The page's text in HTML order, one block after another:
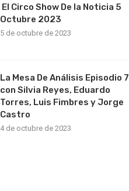
El Circo Show De la Noticia 5
Octubre 2023
5 de octubre de 2023
La Mesa De Análisis Episodio 7
con Silvia Reyes, Eduardo
Torres, Luis Fimbres y Jorge
Castro
4 de octubre de 2023